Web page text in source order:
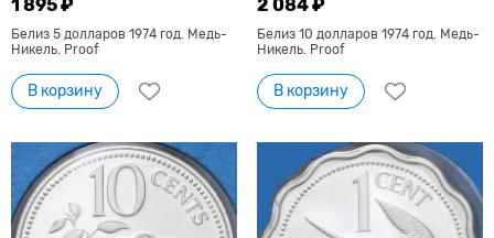
1 895 ₽
Белиз 5 долларов 1974 год. Медь-
Никель. Proof
В корзину
2 084 ₽
Белиз 10 долларов 1974 год. Медь-
Никель. Proof
В корзину